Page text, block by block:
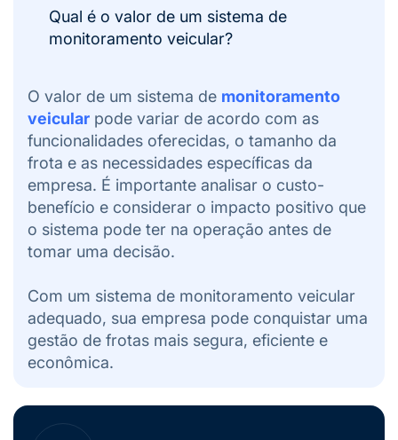
Qual é o valor de um sistema de
monitoramento veicular?
O valor de um sistema de monitoramento
veicular pode variar de acordo com as
funcionalidades oferecidas, o tamanho da
frota e as necessidades específicas da
empresa. É importante analisar o custo-
benefício e considerar o impacto positivo que
o sistema pode ter na operação antes de
tomar uma decisão.
Com um sistema de monitoramento veicular
adequado, sua empresa pode conquistar uma
gestão de frotas mais segura, eficiente e
econômica.